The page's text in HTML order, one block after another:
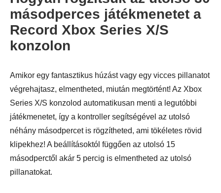
2. lépés.
3. lépés
másodperces játékmenetet a
Record Xbox Series X/S
konzolon
Amikor egy fantasztikus húzást vagy egy vicces pillanatot
végrehajtasz, elmentheted, miután megtörtént! Az Xbox
Series X/S konzolod automatikusan menti a legutóbbi
játékmenetet, így a kontroller segítségével az utolsó
néhány másodpercet is rögzítheted, ami tökéletes rövid
klipekhez! A beállításoktól függően az utolsó 15
másodperctől akár 5 percig is elmentheted az utolsó
pillanatokat.